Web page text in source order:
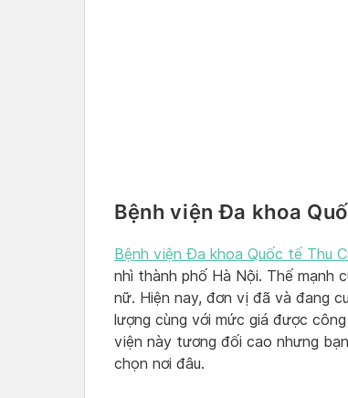
Bệnh viện Đa khoa
Bệnh viện Đa khoa Quốc tế Thu
nhì thành phố Hà Nội. Thế mạnh
nữ. Hiện nay, đơn vị đã và đang
lượng cùng với mức giá được
viện này tương đối cao nhưng
chọn nơi đâu.